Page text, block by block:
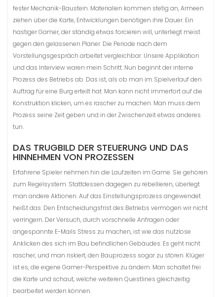
fester Mechanik-Baustein. Materialien kommen stetig an, Armeen
ziehen über die Karte, Entwicklungen benötigen ihre Dauer. Ein
hastiger Gamer, der ständig etwas forcieren will, unterliegt meist
gegen den gelassenen Planer. Die Periode nach dem
Vorstellungsgespräch arbeitet vergleichbar. Unsere Applikation
und das Interview waren mein Schritt. Nun beginnt der interne
Prozess des Betriebs ab. Das ist, als ob man im Spielverlauf den
Auftrag für eine Burg erteilt hat. Man kann nicht immerfort auf die
Konstruktion klicken, um es rascher zu machen. Man muss dem
Prozess seine Zeit geben und in der Zwischenzeit etwas anderes
tun.
DAS TRUGBILD DER STEUERUNG UND DAS
HINNEHMEN VON PROZESSEN
Erfahrene Spieler nehmen hin die Laufzeiten im Game. Sie gehören
zum Regelsystem. Stattdessen dagegen zu rebellieren, überlegt
man andere Aktionen. Auf das Einstellungsprozess angewendet
heißt das: Den Entscheidungsfrist des Betriebs vermögen wir nicht
verringern. Der Versuch, durch vorschnelle Anfragen oder
angespannte E-Mails Stress zu machen, ist wie das nutzlose
Anklicken des sich im Bau befindlichen Gebäudes. Es geht nicht
rascher, und man riskiert, den Bauprozess sogar zu stören. Klüger
ist es, die eigene Gamer-Perspektive zu ändern. Man schaltet frei
die Karte und schaut, welche weiteren Questlines gleichzeitig
bearbeitet werden können.